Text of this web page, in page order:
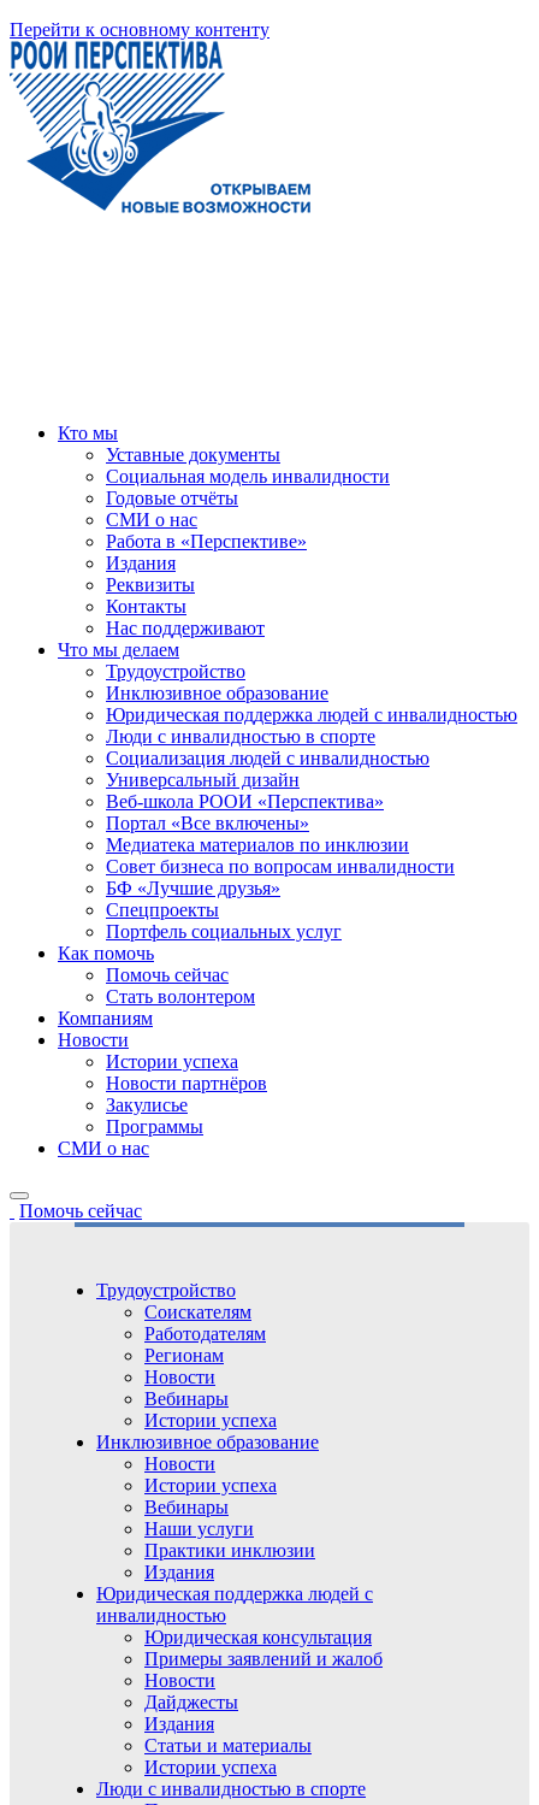
Перейти к основному контенту
Кто мы
Уставные документы
Социальная модель инвалидности
Годовые отчёты
СМИ о нас
Работа в «Перспективе»
Издания
Реквизиты
Контакты
Нас поддерживают
Что мы делаем
Трудоустройство
Инклюзивное образование
Юридическая поддержка людей с инвалидностью
Люди с инвалидностью в спорте
Социализация людей с инвалидностью
Универсальный дизайн
Веб-школа РООИ «Перспектива»
Портал «Все включены»
Медиатека материалов по инклюзии
Совет бизнеса по вопросам инвалидности
БФ «Лучшие друзья»
Спецпроекты
Портфель социальных услуг
Как помочь
Помочь сейчас
Стать волонтером
Компаниям
Новости
Истории успеха
Новости партнёров
Закулисье
Программы
СМИ о нас
Помочь сейчас
Трудоустройство
Соискателям
Работодателям
Регионам
Новости
Вебинары
Истории успеха
Инклюзивное образование
Новости
Истории успеха
Вебинары
Наши услуги
Практики инклюзии
Издания
Юридическая поддержка людей с
инвалидностью
Юридическая консультация
Примеры заявлений и жалоб
Новости
Дайджесты
Издания
Статьи и материалы
Истории успеха
Люди с инвалидностью в спорте